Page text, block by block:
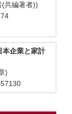
共編著者))
本企業と家計
)